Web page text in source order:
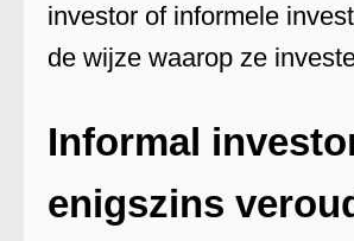
investor of informele
de wijze waarop ze
Informal
enigszins